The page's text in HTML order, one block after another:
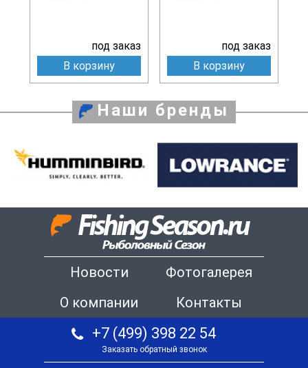
под заказ
В корзину
под заказ
В корзину
Наши бренды
Новости
Фотогалерея
О компании
Контакты
+7 (499) 398 22 54
Заказать обратный звонок